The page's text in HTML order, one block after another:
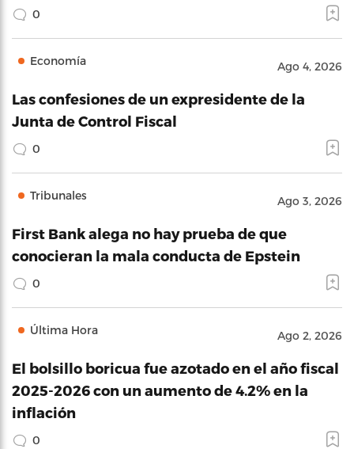
0
Economía Ago 4, 2026
Las confesiones de un expresidente de la
Junta de Control Fiscal
0
Tribunales Ago 3, 2026
First Bank alega no hay prueba de que
conocieran la mala conducta de Epstein
0
Última Hora Ago 2, 2026
El bolsillo boricua fue azotado en el año fiscal
2025-2026 con un aumento de 4.2% en la
inflación
0